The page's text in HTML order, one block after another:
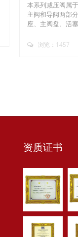
本系列减压阀属
主阀和导阀两部
座、主阀盘、活
浏览：1457
资质证书